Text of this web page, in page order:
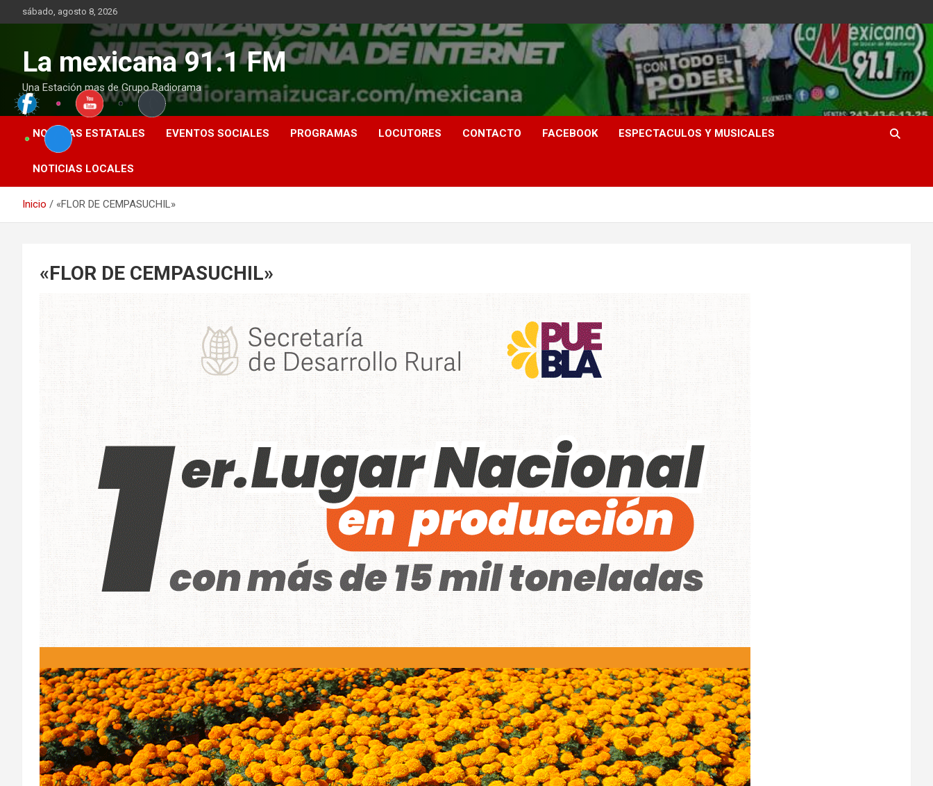
al
sábado, agosto 8, 2026
La mexicana 91.1 FM
Una Estación mas de Grupo Radiorama
NOTICIAS ESTATALES EVENTOS SOCIALES PROGRAMAS LOCUTORES CONTACTO FACEBOOK ESPECTACULOS Y MUSICALES
NOTICIAS LOCALES
Inicio «FLOR DE CEMPASUCHIL»
«FLOR DE CEMPASUCHIL»